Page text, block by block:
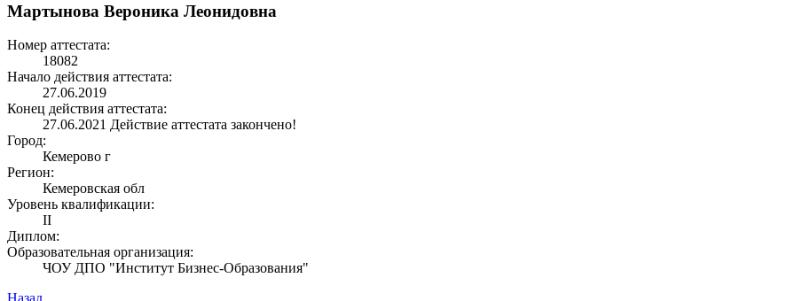
Мартынова Вероника Леонидовна
Номер аттестата:
18082
Начало действия аттестата:
27.06.2019
Конец действия аттестата:
27.06.2021 Действие аттестата закончено!
Город:
Кемерово г
Регион:
Кемеровская обл
Уровень квалификации:
II
Диплом:
Образовательная организация:
ЧОУ ДПО "Институт Бизнес-Образования"